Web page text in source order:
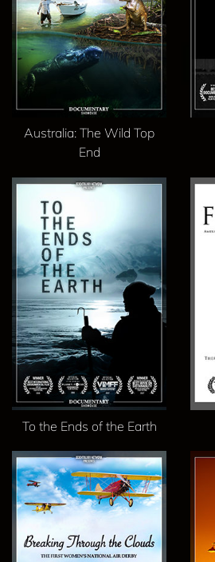
Australia: The Wild Top
End
To the Ends of the Earth